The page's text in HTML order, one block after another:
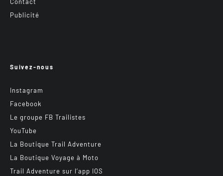
Publicité
Suivez-nous
Instagram
Facebook
Le groupe FB Trailistes
YouTube
La Boutique Trail Adventure
La Boutique Voyage à Moto
Trail Adventure sur l’app IOS